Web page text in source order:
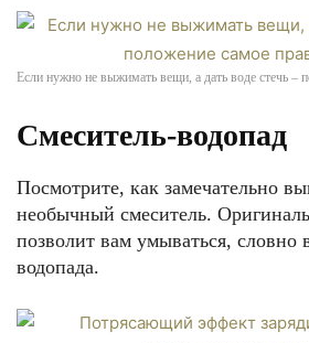
Если нужно не выжимать вещи, а дать воде стечь –
Смеситель-водопад
Посмотрите, как замечательно
необычный смеситель.
позволит вам умываться, словно
водопада.